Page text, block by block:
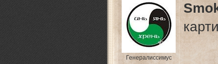
Генералиссимус